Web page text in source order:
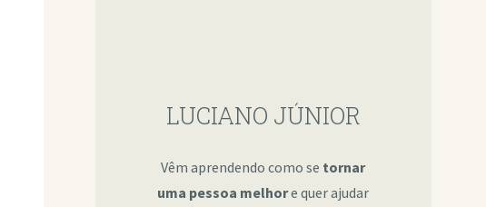
LUCIANO JÚNIOR
Vêm aprendendo como se tornar
uma pessoa melhore quer ajudar